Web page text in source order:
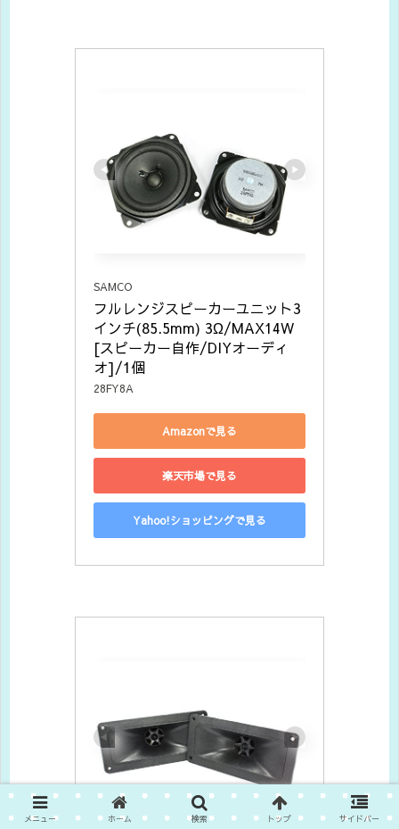
SAMCO
フルレンジスピーカーユニット3
インチ(85.5mm) 3Ω/MAX14W
[スピーカー自作/DIYオーディ
オ]/1個
28FY8A
Amazonで見る
楽天市場で見る
Yahoo!ショッピングで見る
メニュー ホーム 検索 トップ サイドバー